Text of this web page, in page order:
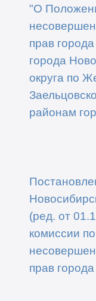
"О
прав
города
округа по
районам
(ред. от
комиссии
прав